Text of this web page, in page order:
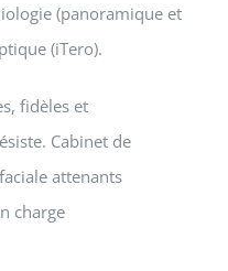
(panoramique et
(iTero).
fidèles et
Cabinet de
attenants
charge